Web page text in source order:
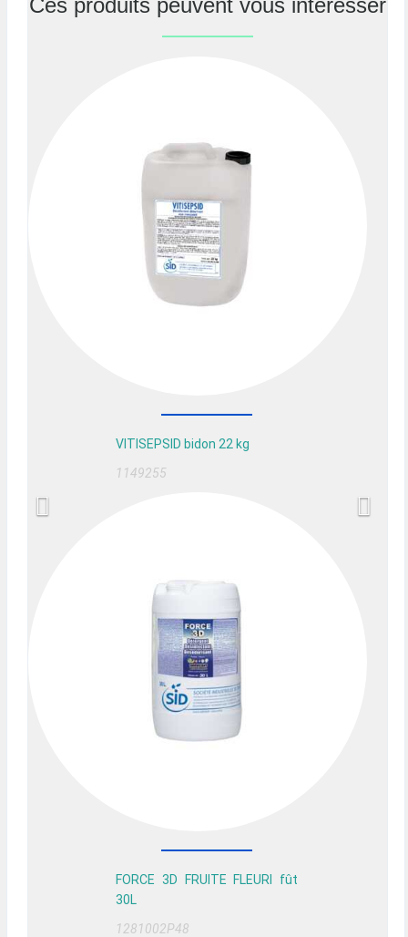
VITISEPSID bidon 22 kg
1149255
FORCE 3D FRUITE FLEURI fût
30L
1281002P48